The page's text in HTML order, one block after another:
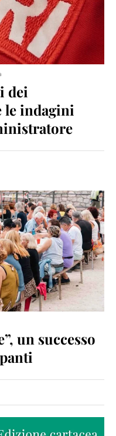
dei
le indagini
un successo